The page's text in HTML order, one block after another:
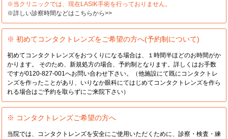
※当クリニックでは、現在LASIK手術を行っておりません。
※詳しい診察時間などはこちらから>>
※ 初めてコンタクトレンズをご希望の方へ(予約制について)
初めてコンタクトレンズをおつくりになる場合は、１時間半ほどのお時間がか
かります。 そのため、新規処方の場合、予約制となります。詳しくはお手数
ですが0120-827-001へお問い合わせ下さい。（他施設にて既にコンタクトレ
ンズを作ったことがあり、いりなか眼科にてはじめてコンタクトレンズを作ら
れる場合はご予約を取らずにご来院下さい）
※ コンタクトレンズご希望の方へ
当院では、コンタクトレンズを安全にご使用いただくために、診察・検査・練